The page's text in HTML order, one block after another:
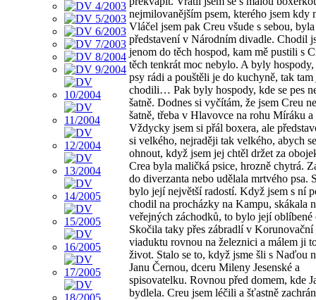
nejmilovanějším psem, kterého jsem kdy
Vláčel jsem pak Creu všude s sebou,
představení v Národním divadle. Chodil
jenom do těch hospod, kam mě pustili s
těch tenkrát moc nebylo. A byly
psy rádi a pouštěli je do kuchyně, tak tam
chodili… Pak byly hospody, kde se pes
šatně. Dodnes si vyčítám, že jsem Creu
šatně, třeba v Hlavovce na rohu Míráku a
Vždycky jsem si přál boxera, ale
si velkého, nejraději tak velkého, abych
ohnout, když jsem jej chtěl držet za
Crea byla maličká psice, hrozně chytrá.
do diverzanta nebo udělala mrtvého psa.
bylo její největší radostí. Když jsem s ní
chodil na procházky na Kampu, skákala
veřejných záchodků, to bylo její oblíbené
Skočila taky přes zábradlí v
viaduktu rovnou na železnici a málem ji
život. Stalo se to, když jsme šli s Naďou
Janu Černou, dceru Mileny Jesenské a
spisovatelku. Rovnou před domem, kde
bydlela. Creu jsem léčili a šťastně